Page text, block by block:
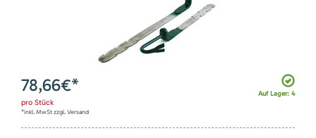
Auf Lager: 4
78,66€*
pro Stück
*inkl. MwSt zzgl. Versand